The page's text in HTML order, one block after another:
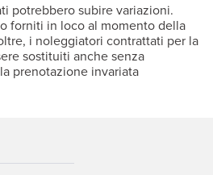
potrebbero subire variazioni.
forniti in loco al momento della
i noleggiatori contrattati per la
sostituiti anche senza
prenotazione invariata